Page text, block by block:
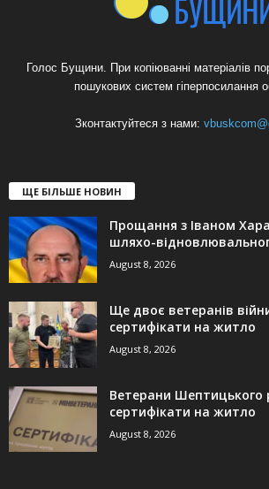
Голос Бущини. При копіюванні матеріалів
пошукових систем гіперпосилання
Зконтактуйтеся з нами:
ЩЕ БІЛЬШЕ НОВИН
Прощання з Іваном
шляхо-
August 8, 2026
Ще двоє ветеранів
сертифікати на житло
August 8, 2026
Ветерани Шептицького
сертифікати на житло
August 8, 2026